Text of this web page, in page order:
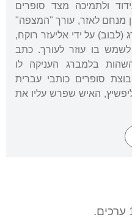
ולתמיכה מצד סופרים
מנחם לאזר, עורך "המצפה"
ללמברג (לבוב) על ידי אליעזר רוקח,
בו עוזר לעורך. כתב
בלמברג העניקה לו
סופרים כותבי עברית
האיש שפרש עליו את